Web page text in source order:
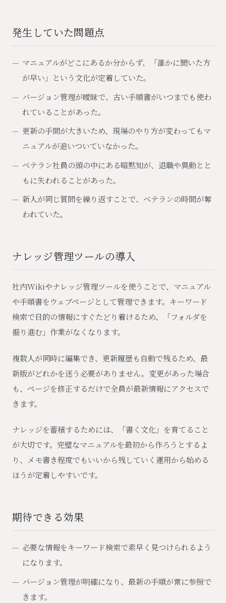
発生していた問題点
マニュアルがどこにあるか分からず、「誰かに聞いた方
が早い」という文化が定着していた。
バージョン管理が曖昧で、古い手順書がいつまでも使わ
れていることがあった。
更新の手間が大きいため、現場のやり方が変わってもマ
ニュアルが追いついていなかった。
ベテラン社員の頭の中にある暗黙知が、退職や異動とと
もに失われることがあった。
新人が同じ質問を繰り返すことで、ベテランの時間が奪
われていた。
ナレッジ管理ツールの導入
社内Wikiやナレッジ管理ツールを使うことで、マニュアル
や手順書をウェブページとして管理できます。キーワード
検索で目的の情報にすぐたどり着けるため、「フォルダを
掘り進む」作業がなくなります。
複数人が同時に編集でき、更新履歴も自動で残るため、最
新版がどれかを迷う必要がありません。変更があった場合
も、ページを修正するだけで全員が最新情報にアクセスで
きます。
ナレッジを蓄積するためには、「書く文化」を育てること
が大切です。完璧なマニュアルを最初から作ろうとするよ
り、メモ書き程度でもいいから残していく運用から始める
ほうが定着しやすいです。
期待できる効果
必要な情報をキーワード検索で素早く見つけられるよう
になります。
バージョン管理が明確になり、最新の手順が常に参照で
きます。